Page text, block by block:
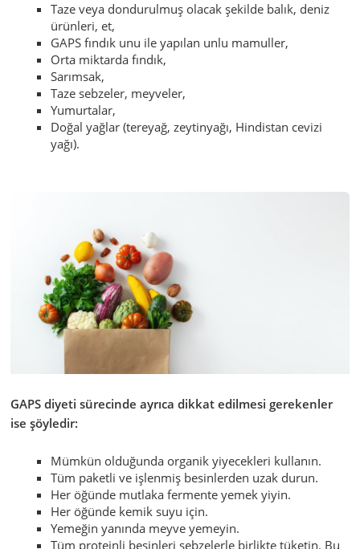
Taze veya dondurulmuş olacak şekilde balık, deniz
ürünleri, et,
GAPS fındık unu ile yapılan unlu mamuller,
Orta miktarda fındık,
Sarımsak,
Taze sebzeler, meyveler,
Yumurtalar,
Doğal yağlar (tereyağ, zeytinyağı, Hindistan cevizi
yağı).
GAPS diyeti sürecinde ayrıca dikkat edilmesi gerekenler
ise şöyledir:
Mümkün olduğunda organik yiyecekleri kullanın.
Tüm paketli ve işlenmiş besinlerden uzak durun.
Her öğünde mutlaka fermente yemek yiyin.
Her öğünde kemik suyu için.
Yemeğin yanında meyve yemeyin.
Tüm proteinli besinleri sebzelerle birlikte tüketin. Bu